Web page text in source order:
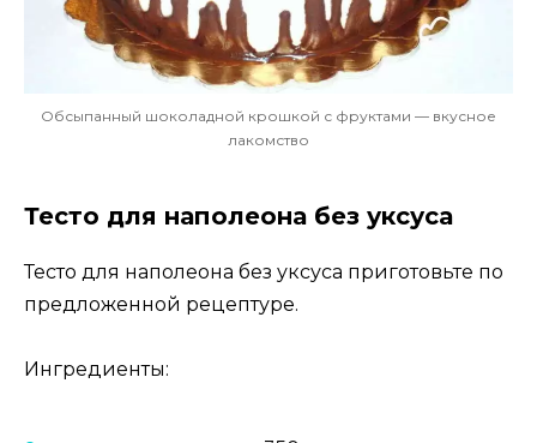
Обсыпанный шоколадной крошкой с фруктами — вкусное
лакомство
Тесто для наполеона без уксуса
Тесто для наполеона без уксуса приготовьте по
предложенной рецептуре.
Ингредиенты: